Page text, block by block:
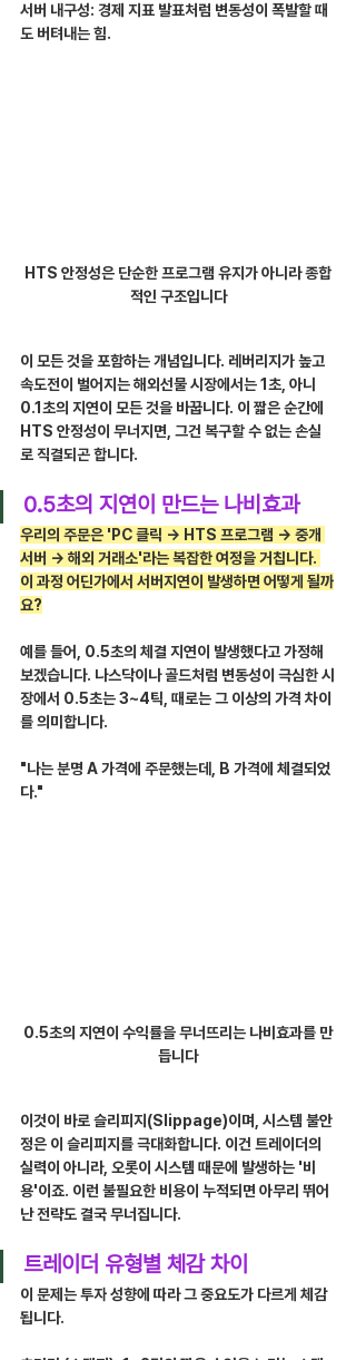
서버 내구성: 경제 지표 발표처럼 변동성이 폭발할 때
도 버텨내는 힘.
HTS 안정성은 단순한 프로그램 유지가 아니라 종합
적인 구조입니다
이 모든 것을 포함하는 개념입니다. 레버리지가 높고
속도전이 벌어지는 해외선물 시장에서는 1초, 아니
0.1초의 지연이 모든 것을 바꿉니다. 이 짧은 순간에
HTS 안정성이 무너지면, 그건 복구할 수 없는 손실
로 직결되곤 합니다.
0.5초의 지연이 만드는 나비효과
우리의 주문은 'PC 클릭 → HTS 프로그램 → 중개
서버 → 해외 거래소'라는 복잡한 여정을 거칩니다.
이 과정 어딘가에서 서버지연이 발생하면 어떻게 될까
요?
예를 들어, 0.5초의 체결 지연이 발생했다고 가정해
보겠습니다. 나스닥이나 골드처럼 변동성이 극심한 시
장에서 0.5초는 3~4틱, 때로는 그 이상의 가격 차이
를 의미합니다.
"나는 분명 A 가격에 주문했는데, B 가격에 체결되었
다."
0.5초의 지연이 수익률을 무너뜨리는 나비효과를 만
듭니다
이것이 바로 슬리피지(Slippage)이며, 시스템 불안
정은 이 슬리피지를 극대화합니다. 이건 트레이더의
실력이 아니라, 오롯이 시스템 때문에 발생하는 '비
용'이죠. 이런 불필요한 비용이 누적되면 아무리 뛰어
난 전략도 결국 무너집니다.
트레이더 유형별 체감 차이
이 문제는 투자 성향에 따라 그 중요도가 다르게 체감
됩니다.